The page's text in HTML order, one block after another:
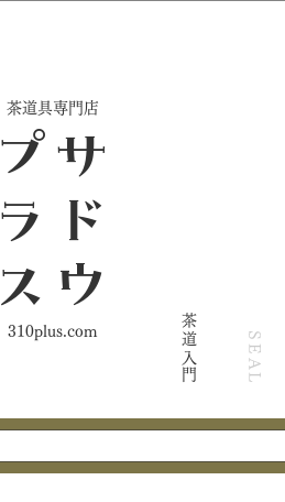
​茶道具専門店
サ
ド
ウ
プ
ラ
ス
310plus.com 茶道入門 SEAL